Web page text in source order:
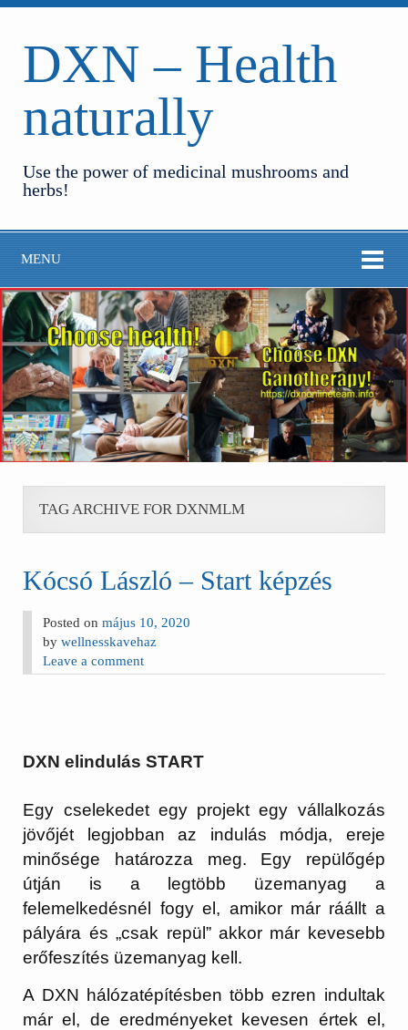
DXN – Health
naturally
Use the power of medicinal mushrooms and
herbs!
MENU
TAG ARCHIVE FOR DXNMLM
Kócsó László – Start képzés
Posted onmájus 10, 2020
bywellnesskavehaz
Leave a comment
DXN elindulás START
Egy cselekedet egy projekt egy vállalkozás
jövőjét legjobban az indulás módja, ereje
minősége határozza meg. Egy repülőgép
útján is a legtöbb üzemanyag a
felemelkedésnél fogy el, amikor már ráállt a
pályára és „csak repül” akkor már kevesebb
erőfeszítés üzemanyag kell.
A DXN hálózatépítésben több ezren indultak
már el, de eredményeket kevesen értek el,